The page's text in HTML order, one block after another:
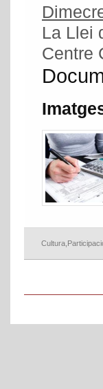
La Llei
Centre
Cultura